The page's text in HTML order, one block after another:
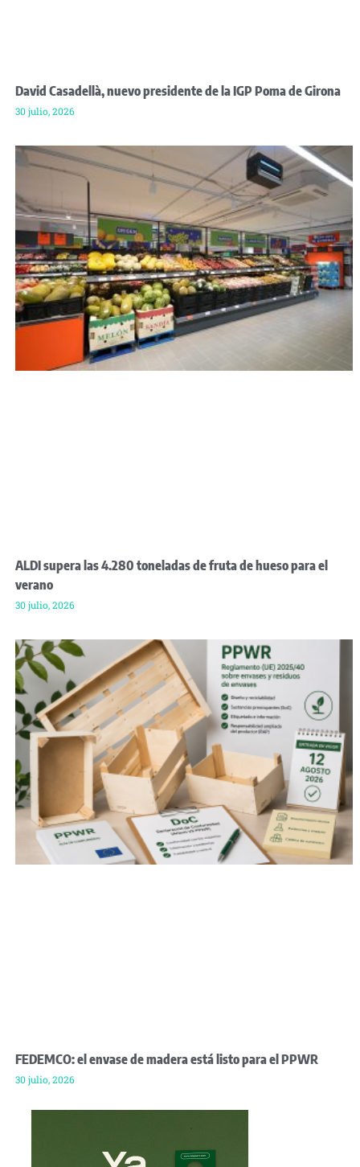
David Casadellà, nuevo presidente de la IGP Poma de Girona
30 julio, 2026
ALDI supera las 4.280 toneladas de fruta de hueso para el
verano
30 julio, 2026
FEDEMCO: el envase de madera está listo para el PPWR
30 julio, 2026